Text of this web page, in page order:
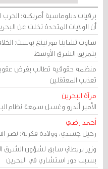
برقيات دبلوماسية أمريكية: الحرب
أن الولايات المتحدة تخلت عن
ساوث تشاينا مورنينغ بوست:
بتمزيق الشرق الأوسط
منظمة حقوقية تطالب بفرض
تعذيب المعتقلين
مرآة البحرين
الأمير أندرو وغسل سمعة نظام
أحمد رضي
رحيل جسدي، وولادة فكرية: نصر
وزير بريطاني سابق لشؤون
بسبب دور استشاري في البحرين